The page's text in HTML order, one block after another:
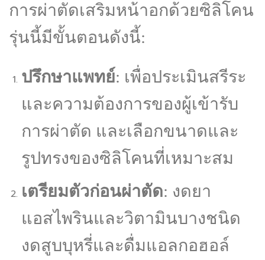
การผ่าตัดเสริมหน้าอกด้วยซิลิโคน
รุ่นนี้มีขั้นตอนดังนี้:
ปรึกษาแพทย์: เพื่อประเมินสรีระ
และความต้องการของผู้เข้ารับ
การผ่าตัด และเลือกขนาดและ
รูปทรงของซิลิโคนที่เหมาะสม
เตรียมตัวก่อนผ่าตัด: งดยา
แอสไพรินและวิตามินบางชนิด
งดสูบบุหรี่และดื่มแอลกอฮอล์